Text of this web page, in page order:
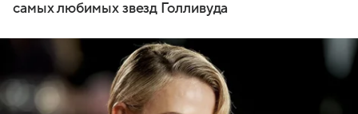
самых любимых звезд Голливуда